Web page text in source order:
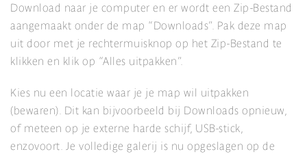
Download naar je computer en er wordt een Zip-Bestand
aangemaakt onder de map “Downloads”. Pak deze map
uit door met je rechtermuisknop op het Zip-Bestand te
klikken en klik op “Alles uitpakken”.
Kies nu een locatie waar je je map wil uitpakken
(bewaren). Dit kan bijvoorbeeld bij Downloads opnieuw,
of meteen op je externe harde schijf, USB-stick,
enzovoort. Je volledige galerij is nu opgeslagen op de